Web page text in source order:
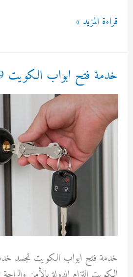
نجار
اقفال
بالكويت
92295349
قراءة المزيد »
خدمة فتح ابواب الكويت 92295349
خدمة فتح ابواب الكويت تجسد